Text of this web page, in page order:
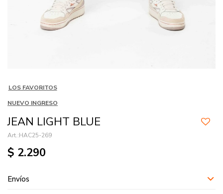
LOS FAVORITOS
NUEVO INGRESO
JEAN LIGHT BLUE
HAC25-269
$ 2.290
Envíos